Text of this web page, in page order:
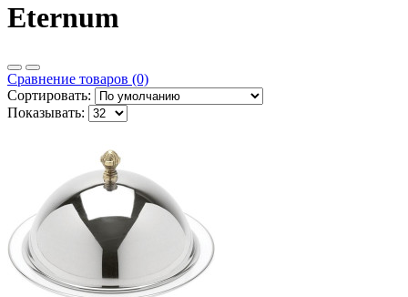
Eternum
Сравнение товаров (0)
Сортировать:
Показывать: